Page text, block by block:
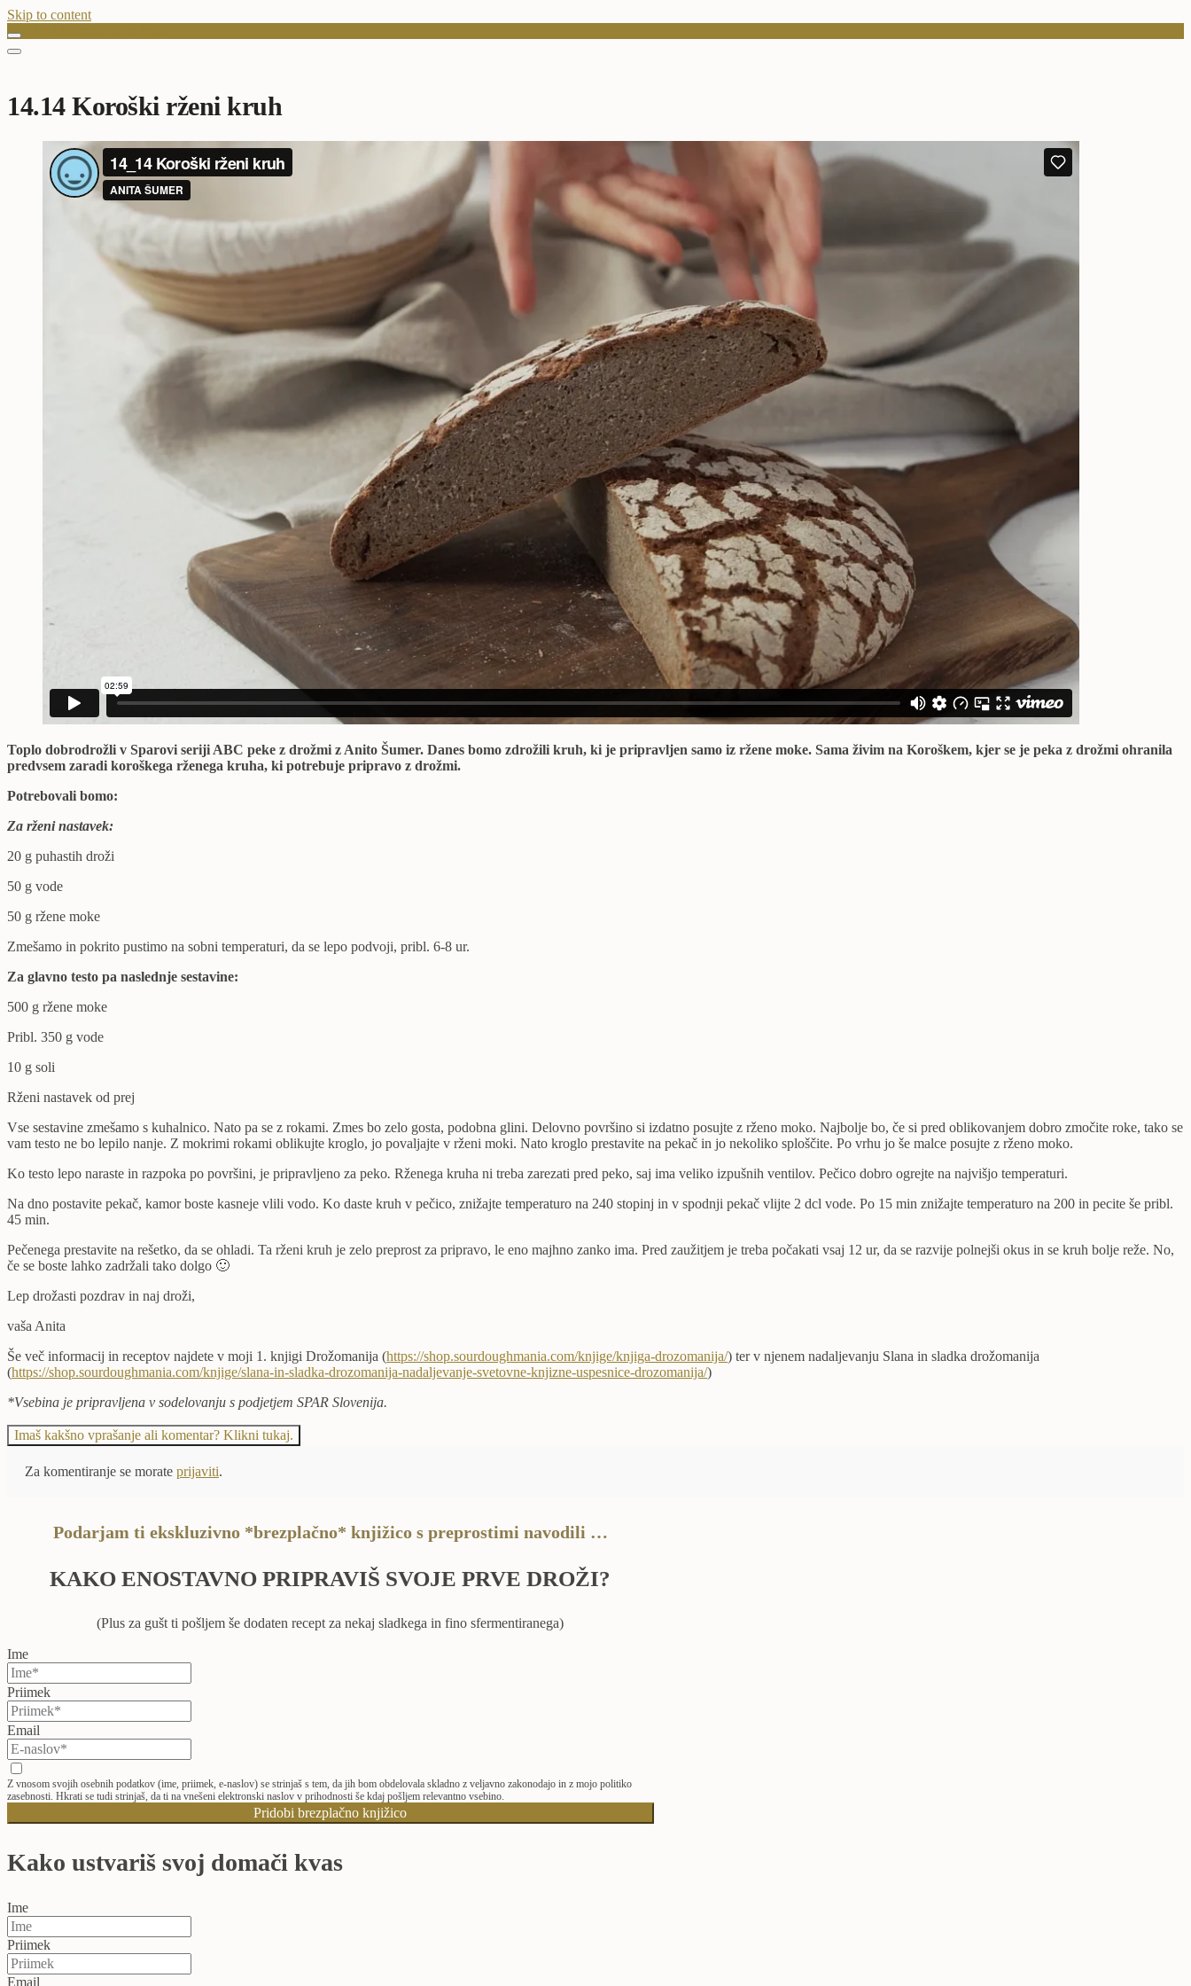
Skip to content
14.14 Koroški rženi kruh
Toplo dobrodrožli v Sparovi seriji ABC peke z drožmi z Anito Šumer. Danes bomo zdrožili kruh, ki je pripravljen samo iz ržene moke. Sama živim na Koroškem, kjer se je peka z drožmi ohranila
predvsem zaradi koroškega rženega kruha, ki potrebuje pripravo z drožmi.
Potrebovali bomo:
Za rženi nastavek:
20 g puhastih droži
50 g vode
50 g ržene moke
Zmešamo in pokrito pustimo na sobni temperaturi, da se lepo podvoji, pribl. 6-8 ur.
Za glavno testo pa naslednje sestavine:
500 g ržene moke
Pribl. 350 g vode
10 g soli
Rženi nastavek od prej
Vse sestavine zmešamo s kuhalnico. Nato pa se z rokami. Zmes bo zelo gosta, podobna glini. Delovno površino si izdatno posujte z rženo moko. Najbolje bo, če si pred oblikovanjem dobro zmočite roke, tako se
vam testo ne bo lepilo nanje. Z mokrimi rokami oblikujte kroglo, jo povaljajte v rženi moki. Nato kroglo prestavite na pekač in jo nekoliko sploščite. Po vrhu jo še malce posujte z rženo moko.
Ko testo lepo naraste in razpoka po površini, je pripravljeno za peko. Rženega kruha ni treba zarezati pred peko, saj ima veliko izpušnih ventilov. Pečico dobro ogrejte na najvišjo temperaturi.
Na dno postavite pekač, kamor boste kasneje vlili vodo. Ko daste kruh v pečico, znižajte temperaturo na 240 stopinj in v spodnji pekač vlijte 2 dcl vode. Po 15 min znižajte temperaturo na 200 in pecite še pribl.
45 min.
Pečenega prestavite na rešetko, da se ohladi. Ta rženi kruh je zelo preprost za pripravo, le eno majhno zanko ima. Pred zaužitjem je treba počakati vsaj 12 ur, da se razvije polnejši okus in se kruh bolje reže. No,
če se boste lahko zadržali tako dolgo 🙂
Lep drožasti pozdrav in naj droži,
vaša Anita
Še več informacij in receptov najdete v moji 1. knjigi Drožomanija (https://shop.sourdoughmania.com/knjige/knjiga-drozomanija/) ter v njenem nadaljevanju Slana in sladka drožomanija
(https://shop.sourdoughmania.com/knjige/slana-in-sladka-drozomanija-nadaljevanje-svetovne-knjizne-uspesnice-drozomanija/)
*Vsebina je pripravljena v sodelovanju s podjetjem SPAR Slovenija.
Imaš kakšno vprašanje ali komentar? Klikni tukaj.
Za komentiranje se morate prijaviti.
Podarjam ti ekskluzivno *brezplačno* knjižico s preprostimi navodili …
KAKO ENOSTAVNO PRIPRAVIŠ SVOJE PRVE DROŽI?
(Plus za gušt ti pošljem še dodaten recept za nekaj sladkega in fino sfermentiranega)
Ime
Priimek
Email
Z vnosom svojih osebnih podatkov (ime, priimek, e-naslov) se strinjaš s tem, da jih bom obdelovala skladno z veljavno zakonodajo in z mojo politiko
zasebnosti. Hkrati se tudi strinjaš, da ti na vnešeni elektronski naslov v prihodnosti še kdaj pošljem relevantno vsebino.
Pridobi brezplačno knjižico
Kako ustvariš svoj domači kvas
Ime
Priimek
Email